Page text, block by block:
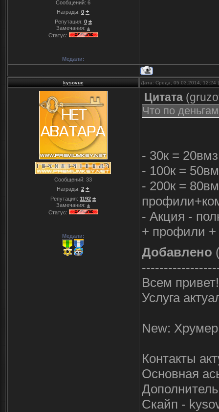
Сообщений: 6
Награды: 0 +
Репутация: 0 ±
Замечания: ±
Статус:
Медали:
kysovue Дата: Среда, 05.03.2014,
Сообщений: 33
Награды: 2 +
Репутация: 1192 ±
Замечания: ±
Статус:
Медали:
Цитата(
Что по
- 30к =
- 100к =
- 200к =
- Акция -
+ профили +
Добавлено
Всем
Услуга
New:
Контакты
Основная
Скайп -